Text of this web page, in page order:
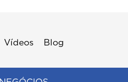
Vídeos Blog